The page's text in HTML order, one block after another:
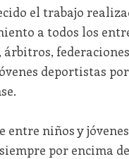
el trabajo
a todos los
deportistas
entre niños y
por encima